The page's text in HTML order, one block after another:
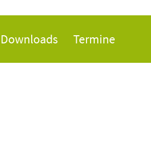
Downloads Termine